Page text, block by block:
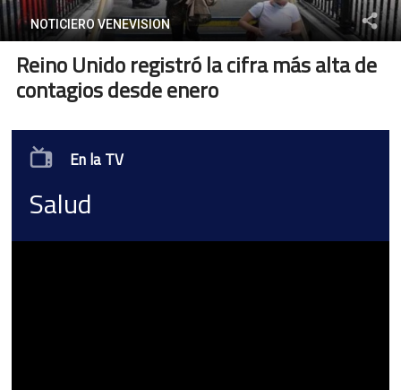
NOTICIERO VENEVISION
Reino Unido registró la cifra más alta de
contagios desde enero
En la TV
Salud